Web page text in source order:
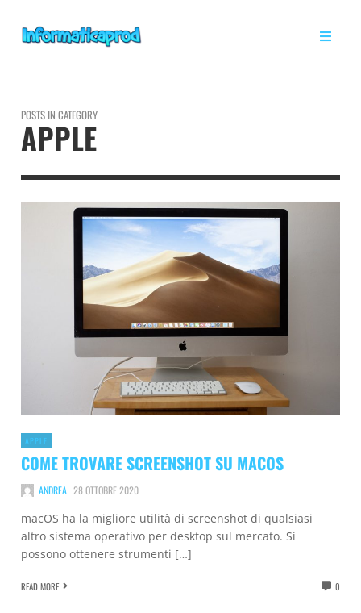
POSTS IN CATEGORY
APPLE
APPLE
COME TROVARE SCREENSHOT SU MACOS
ANDREA 28 OTTOBRE 2020
macOS ha la migliore utilità di screenshot di qualsiasi
altro sistema operativo per desktop sul mercato. Si
possono ottenere strumenti […]
READ MORE 0